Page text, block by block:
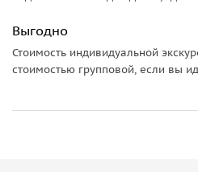
Выгодно
Стоимость индивидуальной
стоимостью групповой, если вы